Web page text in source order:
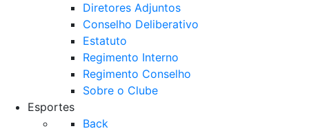
Diretores Adjuntos
Conselho Deliberativo
Estatuto
Regimento Interno
Regimento Conselho
Sobre o Clube
Esportes
Back